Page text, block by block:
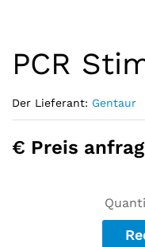
PCR
Der Lieferant: Gentaur
€ Preis